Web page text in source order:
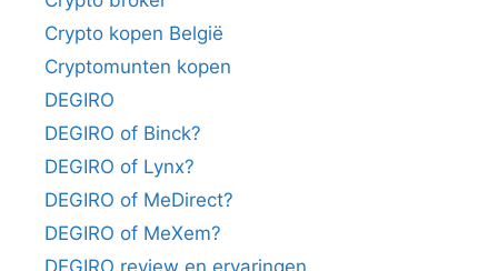
Crypto kopen België
Cryptomunten kopen
DEGIRO
DEGIRO of Binck?
DEGIRO of Lynx?
DEGIRO of MeDirect?
DEGIRO of MeXem?
DEGIRO review en ervaringen